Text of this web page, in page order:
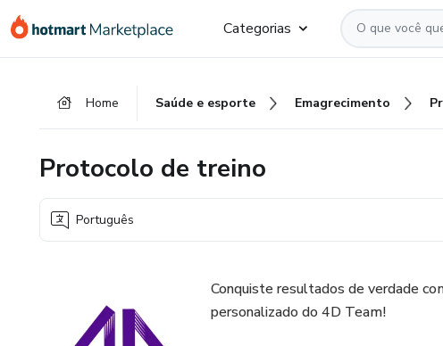
para
para
para
Categorias
Home Saúde e esporte Emagrecimento
Protocolo de treino
Português
Conquiste resultados de verdade
personalizado do 4D Team!